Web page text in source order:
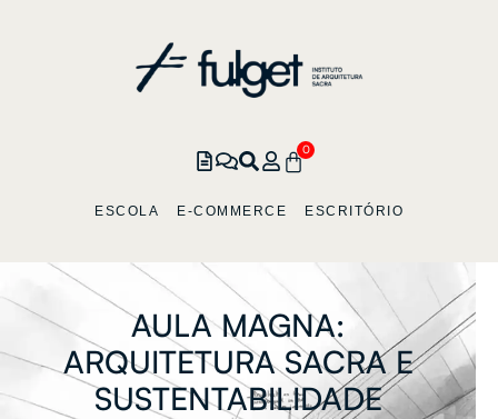
ESCOLA E-COMMERCE ESCRITÓRIO
0
AULA MAGNA:
ARQUITETURA SACRA E
SUSTENTABILIDADE